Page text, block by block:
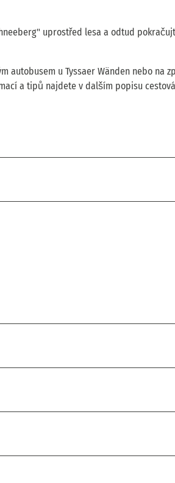
uprostřed lesa a odtud
u Tyssaer Wänden nebo na
a tipů najdete v dalším popisu